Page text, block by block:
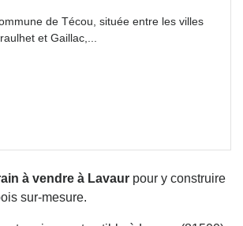
de Técou, située entre les villes
et Gaillac,...
à vendre à Lavaur pour y construire
sur-mesure.